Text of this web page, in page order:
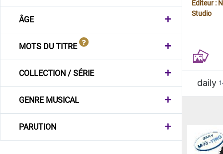
ÂGE
MOTS DU TITRE
COLLECTION / SÉRIE
GENRE MUSICAL
PARUTION
Éditeur :
Studio
daily